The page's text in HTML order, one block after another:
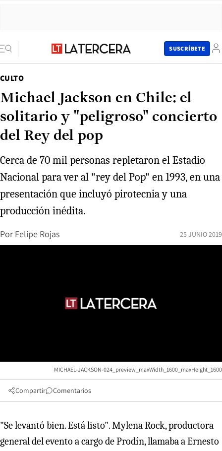
SUSCRÍBETE
CULTO
Michael Jackson en Chile: el
solitario y "peligroso" concierto
del Rey del pop
Cerca de 70 mil personas repletaron el Estadio
Nacional para ver al "rey del Pop" en 1993, en una
presentación que incluyó pirotecnia y una
producción inédita.
Por Felipe Rojas 25 JUNIO 2019
MICHAEL-JACKSON-024_preview_maxWidth_1600_maxHeight_1600
Compartir Comentarios
"Se levantó bien. Está listo". Mylena Rock, productora
general del evento a cargo de Prodín, llamaba a Ernesto